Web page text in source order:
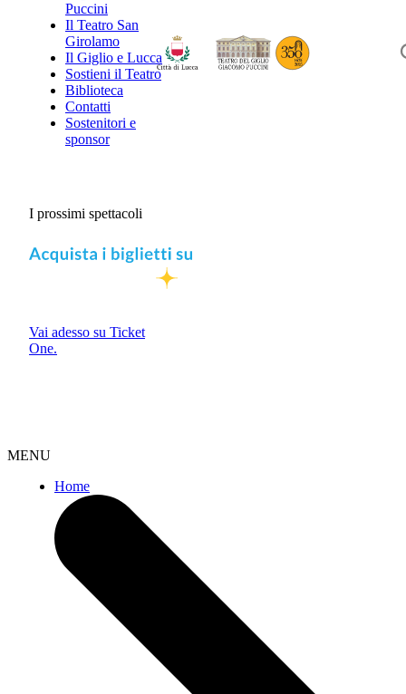
Puccini
Il Teatro San
Girolamo
Il Giglio e Lucca
Sostieni il Teatro
Biblioteca
Contatti
Sostenitori e
sponsor
I prossimi spettacoli
Vai adesso su Ticket
One.
MENU
Home